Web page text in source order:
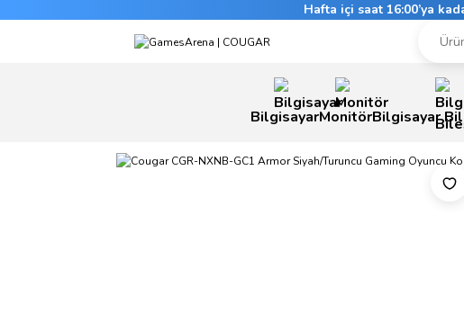
Hafta içi saat 16:00’ya
BilgisayarMonitörBilgisayar